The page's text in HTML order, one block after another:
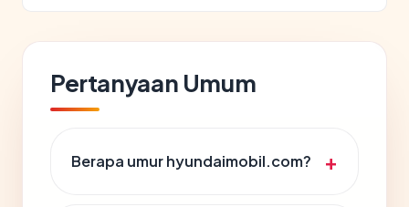
Pertanyaan Umum
Berapa umur hyundaimobil.com?